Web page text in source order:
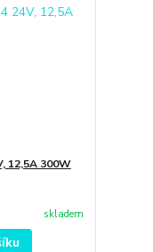
12,5A 300W
skladem